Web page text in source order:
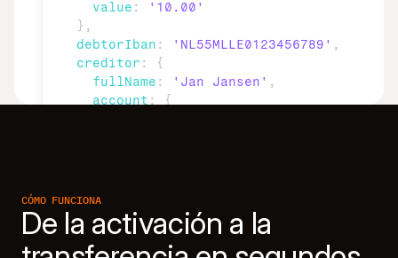
value :
'10.00'
} ,
debtorIban : 'NL55MLLE0123456789' ,
creditor :
{
fullName : 'Jan Jansen' ,
account :
{
metadata
order_id
'12345'
customer_reference:
'cust_001'
}
CÓMO FUNCIONA
De la activación a la